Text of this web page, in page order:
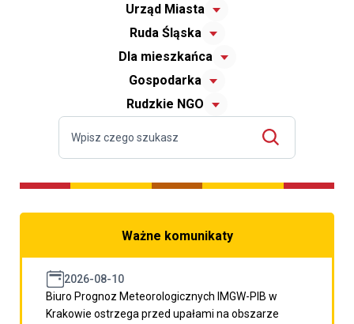
Urząd Miasta
Ruda Śląska
Dla mieszkańca
Gospodarka
Rudzkie NGO
Ważne komunikaty
2026-08-10
Biuro Prognoz Meteorologicznych IMGW-PIB w
Krakowie ostrzega przed upałami na obszarze